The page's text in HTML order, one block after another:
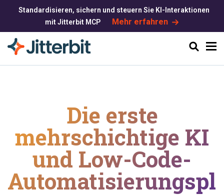
Suchen
Standardisieren, sichern und steuern Sie KI-Interaktionen
mit Jitterbit MCP
Mehr erfahren
Die erste
mehrschichtige KI
und Low-Code-